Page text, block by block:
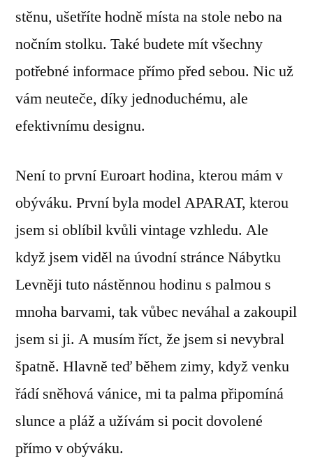
stěnu, ušetříte hodně místa na stole nebo na
nočním stolku. Také budete mít všechny
potřebné informace přímo před sebou. Nic už
vám neuteče, díky jednoduchému, ale
efektivnímu designu.
Není to první Euroart hodina, kterou mám v
obýváku. První byla model APARAT, kterou
jsem si oblíbil kvůli vintage vzhledu. Ale
když jsem viděl na úvodní stránce Nábytku
Levněji tuto nástěnnou hodinu s palmou s
mnoha barvami, tak vůbec neváhal a zakoupil
jsem si ji. A musím říct, že jsem si nevybral
špatně. Hlavně teď během zimy, když venku
řádí sněhová vánice, mi ta palma připomíná
slunce a pláž a užívám si pocit dovolené
přímo v obýváku.